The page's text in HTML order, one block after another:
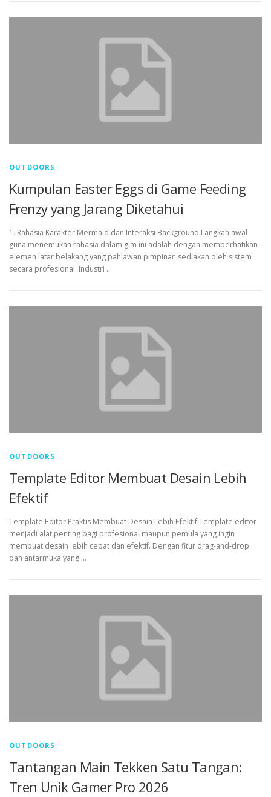
OUTDOORS
Kumpulan Easter Eggs di Game Feeding
Frenzy yang Jarang Diketahui
1. Rahasia Karakter Mermaid dan Interaksi Background Langkah awal
guna menemukan rahasia dalam gim ini adalah dengan memperhatikan
elemen latar belakang yang pahlawan pimpinan sediakan oleh sistem
secara profesional. Industri …
OUTDOORS
Template Editor Membuat Desain Lebih
Efektif
Template Editor Praktis Membuat Desain Lebih Efektif Template editor
menjadi alat penting bagi profesional maupun pemula yang ingin
membuat desain lebih cepat dan efektif. Dengan fitur drag-and-drop
dan antarmuka yang …
OUTDOORS
Tantangan Main Tekken Satu Tangan:
Tren Unik Gamer Pro 2026